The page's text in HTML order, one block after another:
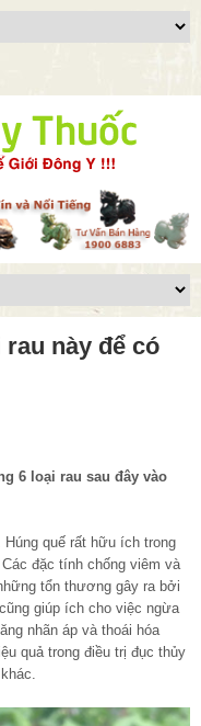
này để có
6 loại rau sau đây vào
quế rất hữu ích trong
đặc tính chống viêm và
tổn thương gây ra bởi
giúp ích cho việc ngừa
nhãn áp và thoái hóa
quả trong điều trị đục thủy